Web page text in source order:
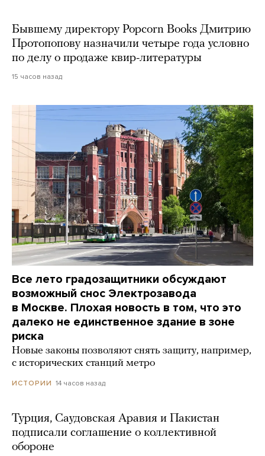
Бывшему директору Popcorn Books Дмитрию
Протопопову назначили четыре года условно
по делу о продаже квир-литературы
15 часов назад
Все лето градозащитники обсуждают
возможный снос Электрозавода
в Москве. Плохая новость в том, что это
далеко не единственное здание в зоне
риска
Новые законы позволяют снять защиту, например,
с исторических станций метро
ИСТОРИИ 14 часов назад
Турция, Саудовская Аравия и Пакистан
подписали соглашение о коллективной
обороне